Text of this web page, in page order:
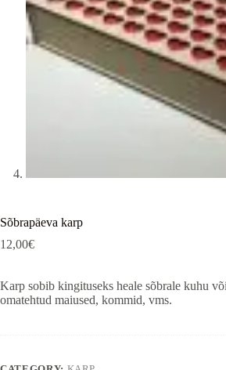
Sõbrapäeva karp
12,00€
Karp sobib kingituseks heale sõbrale kuhu
omatehtud maiused, kommid, vms.